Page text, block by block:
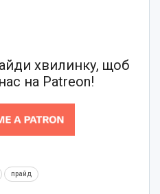
хвилинку, щоб
на Patreon!
прайд